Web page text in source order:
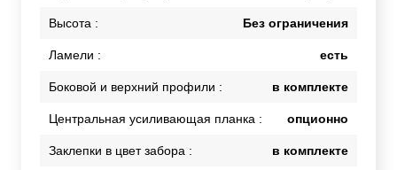
Высота : Без ограничения
Ламели : есть
Боковой и верхний профили : в комплекте
Центральная усиливающая планка : опционно
Заклепки в цвет забора : в комплекте